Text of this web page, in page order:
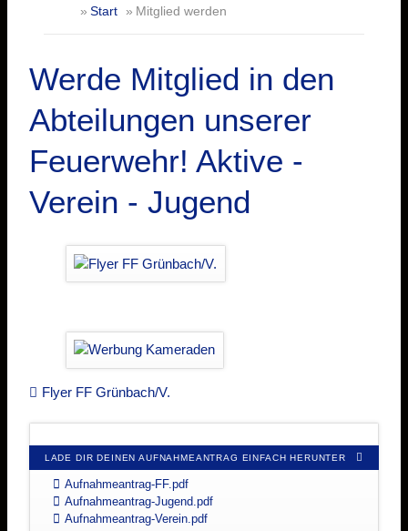
Start Mitglied werden
Werde Mitglied in den
Abteilungen unserer
Feuerwehr! Aktive -
Verein - Jugend
Flyer FF Grünbach/V.
LADE DIR DEINEN AUFNAHMEANTRAG EINFACH HERUNTER
Aufnahmeantrag-FF.pdf
Aufnahmeantrag-Jugend.pdf
Aufnahmeantrag-Verein.pdf